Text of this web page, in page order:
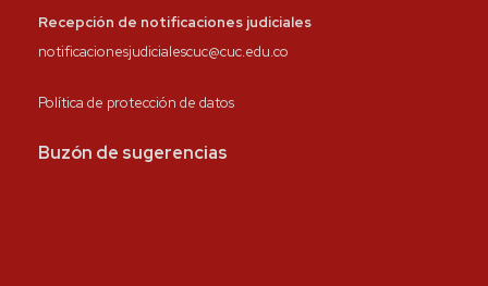
Recepción de notificaciones judiciales
notificacionesjudicialescuc@cuc.edu.co
Política de protección de datos
Buzón de sugerencias